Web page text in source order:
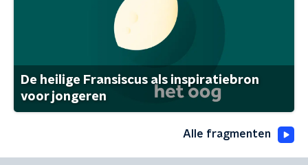
De heilige Fransiscus als inspiratiebron
voor jongeren
Alle fragmenten